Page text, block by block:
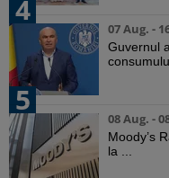
4
07 Aug. -
Guvernul
5
08 Aug. -
Moody’s
la ...